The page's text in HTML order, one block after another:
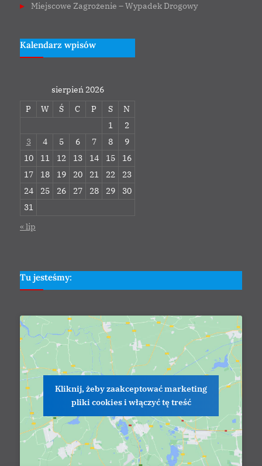
Miejscowe Zagrożenie – Wypadek Drogowy
Kalendarz wpisów
sierpień 2026
P
W Ś C P S
N
1
2
3
4 5 6 7 8
9
10
11 12 13 14 15
16
17
18 19 20 21 22
23
24
25 26 27 28 29
30
31
« lip
Tu jesteśmy:
Kliknij, żeby zaakceptować marketing
pliki cookies i włączyć tę treść